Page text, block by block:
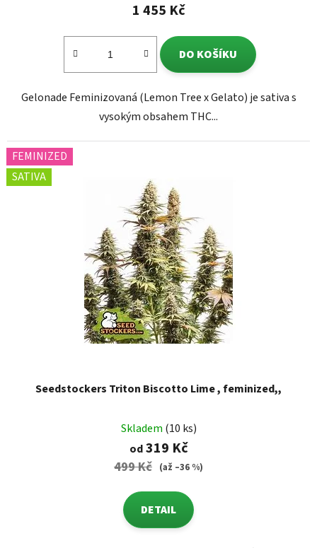
1 455 Kč
DO KOŠÍKU
Gelonade Feminizovaná (Lemon Tree x Gelato) je sativa s
vysokým obsahem THC...
FEMINIZED
SATIVA
Seedstockers Triton Biscotto Lime , feminized,,
Skladem (10 ks)
od319 Kč
499 Kč (až –36 %)
DETAIL